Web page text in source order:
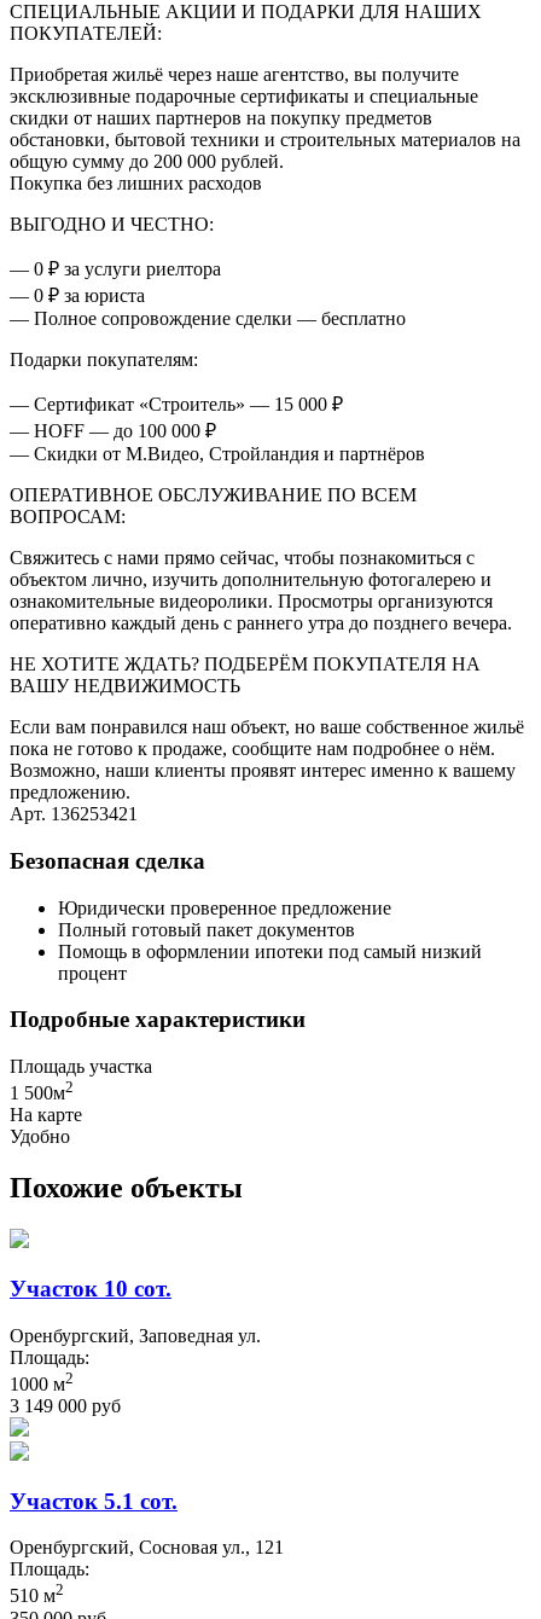
СПЕЦИАЛЬНЫЕ АКЦИИ И ПОДАРКИ ДЛЯ НАШИХ
ПОКУПАТЕЛЕЙ:
Приобретая жильё через наше агентство, вы получите
эксклюзивные подарочные сертификаты и специальные
скидки от наших партнеров на покупку предметов
обстановки, бытовой техники и строительных материалов на
общую сумму до 200 000 рублей.
Покупка без лишних расходов
ВЫГОДНО И ЧЕСТНО:
— 0 ₽ за услуги риелтора
— 0 ₽ за юриста
— Полное сопровождение сделки — бесплатно
Подарки покупателям:
— Сертификат «Строитель» — 15 000 ₽
— НОFF — до 100 000 ₽
— Скидки от М.Видео, Стройландия и партнёров
ОПЕРАТИВНОЕ ОБСЛУЖИВАНИЕ ПО ВСЕМ
ВОПРОСАМ:
Свяжитесь с нами прямо сейчас, чтобы познакомиться с
объектом лично, изучить дополнительную фотогалерею и
ознакомительные видеоролики. Просмотры организуются
оперативно каждый день с раннего утра до позднего вечера.
НЕ ХОТИТЕ ЖДАТЬ? ПОДБЕРЁМ ПОКУПАТЕЛЯ НА
ВАШУ НЕДВИЖИМОСТЬ
Если вам понравился наш объект, но ваше собственное жильё
пока не готово к продаже, сообщите нам подробнее о нём.
Возможно, наши клиенты проявят интерес именно к вашему
предложению.
Арт. 136253421
Безопасная сделка
Юридически проверенное предложение
Полный готовый пакет документов
Помощь в оформлении ипотеки под самый низкий
процент
Подробные характеристики
Площадь участка
1 500м2
На карте
Удобно
Похожие объекты
Участок 10 сот.
Оренбургский, Заповедная ул.
Площадь:
1000 м2
3 149 000 руб
Участок 5.1 сот.
Оренбургский, Сосновая ул., 121
Площадь:
510 м2